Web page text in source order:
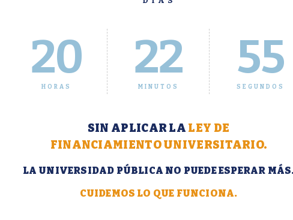
20
HORAS
22
MINUTOS
56
SEGUNDOS
SIN APLICAR LA LEY DE
FINANCIAMIENTO UNIVERSITARIO.
LA UNIVERSIDAD PÚBLICA NO PUEDE ESPERAR
CUIDEMOS LO QUE FUNCIONA.
Extensión. Diplomaturas
2026.